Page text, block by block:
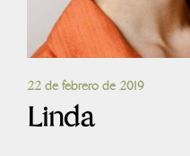
22 de febrero de 2019
Linda